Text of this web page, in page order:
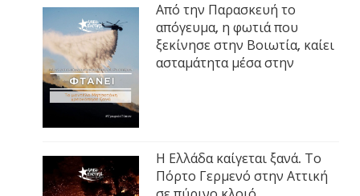
Από την Παρασκευή το
απόγευμα, η φωτιά που
ξεκίνησε στην Βοιωτία, καίει
ασταμάτητα μέσα στην
Η Ελλάδα καίγεται ξανά. Το
Πόρτο Γερμενό στην Αττική